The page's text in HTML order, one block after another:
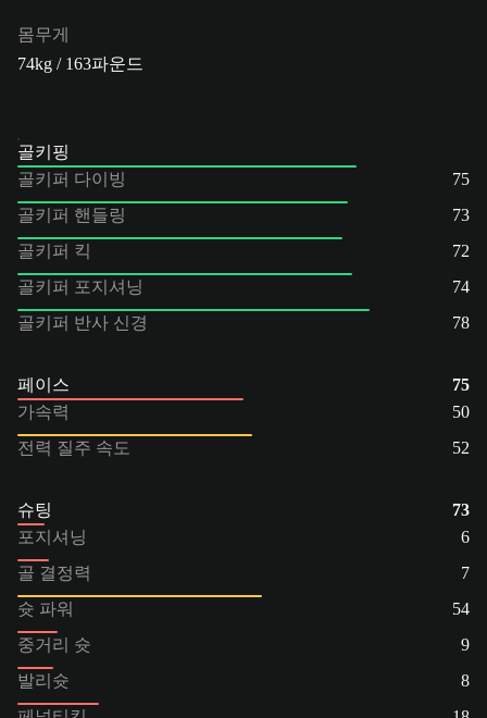
몸무게
74kg / 163파운드
골키핑
골키퍼 다이빙
75
골키퍼 핸들링
73
골키퍼 킥
72
골키퍼 포지셔닝
74
골키퍼 반사 신경
78
페이스
75
가속력
50
전력 질주 속도
52
슈팅
73
포지셔닝
6
골 결정력
7
슛 파워
54
중거리 슛
9
발리슛
8